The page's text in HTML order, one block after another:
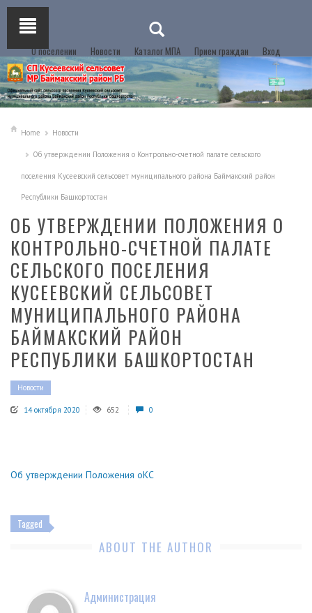
О поселении Новости Каталог МПА Прием граждан Вход
Home Новости
Об утверждении Положения о Контрольно-счетной палате сельского
поселения Кусеевский сельсовет муниципального района Баймакский район
Республики Башкортостан
ОБ УТВЕРЖДЕНИИ ПОЛОЖЕНИЯ О
КОНТРОЛЬНО-СЧЕТНОЙ ПАЛАТЕ
СЕЛЬСКОГО ПОСЕЛЕНИЯ
КУСЕЕВСКИЙ СЕЛЬСОВЕТ
МУНИЦИПАЛЬНОГО РАЙОНА
БАЙМАКСКИЙ РАЙОН
РЕСПУБЛИКИ БАШКОРТОСТАН
Новости
14 октября 2020 652 0
Об утверждении Положения оКС
Tagged
ABOUT THE AUTHOR
Администрация